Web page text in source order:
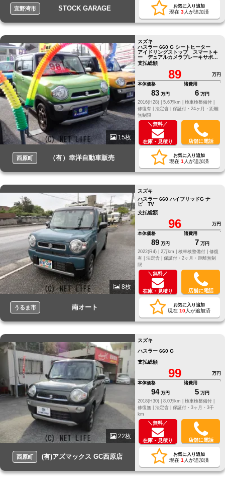
宜野湾市 STOCK GARAGE お気に入り追加
現在 3人が追加済
15枚
西原町 （有）幸洋自動車販売
スズキ
ハスラー 660 G シートヒーター
アイドリングストップ スマートキ
ー デュアルカメラブレーキサポー
ト
支払総額
89
万円
本体価格
83 万円
諸費用
6 万円
2016(H28) |
5.6万km |
検車検整備付 |
修復有 | 法定含 | 保証付・24ヶ月・距離
無制限
＼無料／
在庫・見積り 店舗に電話
お気に入り追加
現在 1 人が追加済
8枚
うるま市 南オート
スズキ
ハスラー 660 ハイブリッドG ナ
ビ TV
支払総額
96
万円
本体価格
89 万円
諸費用
7 万円
2022(R4) |
2万km | 検車検整備付 | 修復
有 | 法定含 | 保証付・2ヶ月・距離無制
限
＼無料／
在庫・見積り 店舗に電話
お気に入り追加
現在 10人が追加済
22枚
西原町 (有)アズマックス GC西原店
スズキ
ハスラー 660 G
支払総額
99
万円
本体価格
94 万円
諸費用
5 万円
2018(H30) |
8.0万km |
検車検整備付 |
修復無 | 法定含 | 保証付・3ヶ月・3千
km
＼無料／
在庫・見積り 店舗に電話
お気に入り追加
現在 1 人が追加済